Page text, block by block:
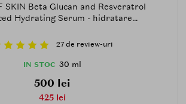
SKIN Beta Glucan and Resveratrol
Hydrating Serum - hidratare...
27 de review-uri
IN STOC 30 ml
500 lei
425 lei